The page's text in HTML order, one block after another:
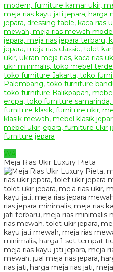
WA
Meja Rias Ukir Luxury Pieta